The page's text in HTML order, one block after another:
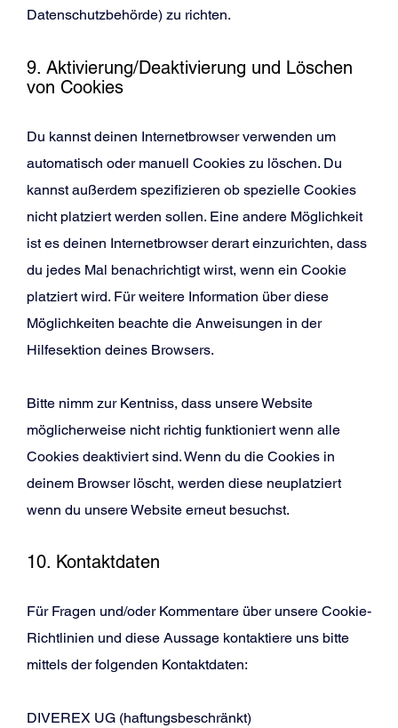
Datenschutzbehörde) zu richten.
9. Aktivierung/Deaktivierung und Löschen
von Cookies
Du kannst deinen Internetbrowser verwenden um
automatisch oder manuell Cookies zu löschen. Du
kannst außerdem spezifizieren ob spezielle Cookies
nicht platziert werden sollen. Eine andere Möglichkeit
ist es deinen Internetbrowser derart einzurichten, dass
du jedes Mal benachrichtigt wirst, wenn ein Cookie
platziert wird. Für weitere Information über diese
Möglichkeiten beachte die Anweisungen in der
Hilfesektion deines Browsers.
Bitte nimm zur Kentniss, dass unsere Website
möglicherweise nicht richtig funktioniert wenn alle
Cookies deaktiviert sind. Wenn du die Cookies in
deinem Browser löscht, werden diese neuplatziert
wenn du unsere Website erneut besuchst.
10. Kontaktdaten
Für Fragen und/oder Kommentare über unsere Cookie-
Richtlinien und diese Aussage kontaktiere uns bitte
mittels der folgenden Kontaktdaten:
DIVEREX UG (haftungsbeschränkt)